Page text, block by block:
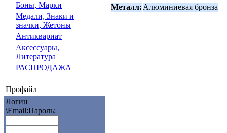
Боны, Марки
Медали, Знаки и
значки, Жетоны
Антиквариат
Аксессуары,
Литература
РАСПРОДАЖА
Профайл
Логин
\Email:Пароль:
Металл: Алюминиевая бронза